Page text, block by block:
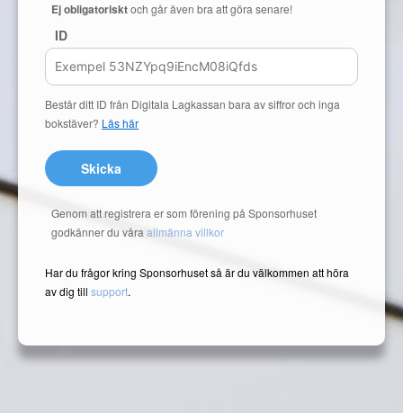
Ej obligatorisktoch går även bra att göra senare!
ID
Består ditt ID från Digitala Lagkassan bara av siffror och inga
bokstäver? Läs här
Skicka
Genom att registrera er som förening på Sponsorhuset
godkänner du våra allmänna villkor
Har du frågor kring Sponsorhuset så är du välkommen att höra
av dig till support.